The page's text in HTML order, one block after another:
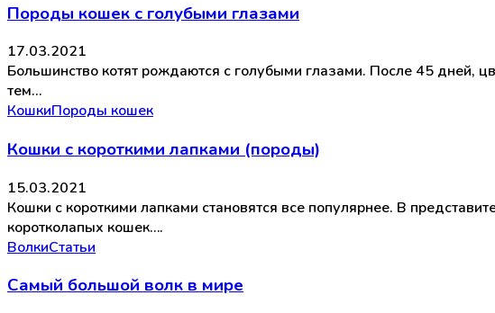
Породы кошек с голубыми глазами
17.03.2021
Большинство котят рождаются с голубыми глазами. После 45 дней,
тем…
КошкиПороды кошек
Кошки с короткими лапками (породы)
15.03.2021
Кошки с короткими лапками становятся все популярнее. В
коротколапых кошек….
ВолкиСтатьи
Самый большой волк в мире